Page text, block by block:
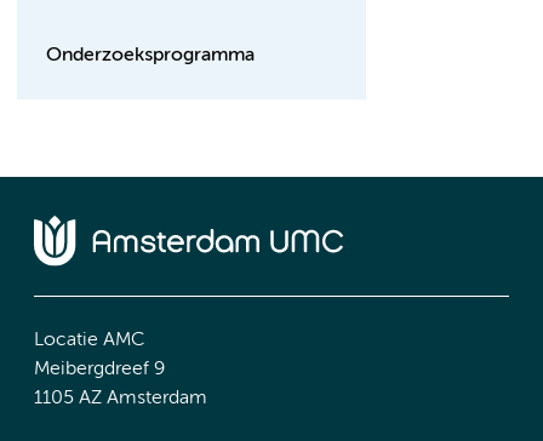
Onderzoeksprogramma
Locatie AMC
Meibergdreef 9
1105 AZ Amsterdam